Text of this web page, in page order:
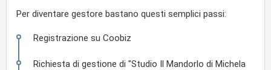
Per diventare gestore bastano questi semplici passi:
Registrazione su Coobiz
Richiesta di gestione di "Studio Il Mandorlo di Michela